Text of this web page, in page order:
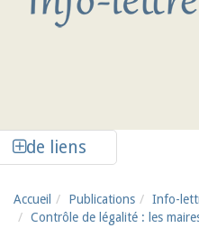
de liens
Accueil Publications Info-
Contrôle de légalité : les